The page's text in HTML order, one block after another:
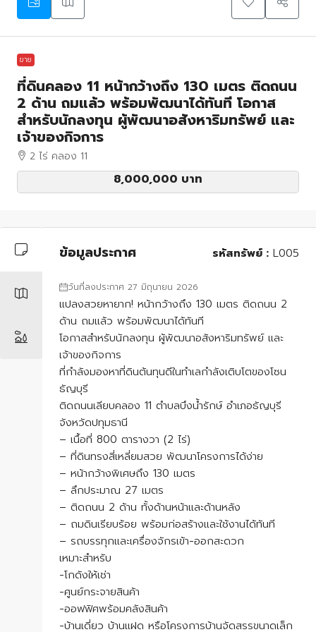
ขาย
ที่ดินคลอง 11 หน้ากว้างถึง 130 เมตร ติดถนน
2 ด้าน ถมแล้ว พร้อมพัฒนาได้ทันที โอกาส
สำหรับนักลงทุน ผู้พัฒนาอสังหาริมทรัพย์ และ
เจ้าของกิจการ
2 ไร่ คลอง 11
8,000,000 บาท
ข้อมูลประกาศ รหัสทรัพย์ : L005
วันที่ลงประกาศ 27 มิถุนายน 2026
แปลงสวยหายาก! หน้ากว้างถึง 130 เมตร ติดถนน 2
ด้าน ถมแล้ว พร้อมพัฒนาได้ทันที
โอกาสสำหรับนักลงทุน ผู้พัฒนาอสังหาริมทรัพย์ และ
เจ้าของกิจการ
ที่กำลังมองหาที่ดินต้นทุนดีในทำเลกำลังเติบโตของโซน
ธัญบุรี
ติดถนนเลียบคลอง 11 ตำบลบึงน้ำรักษ์ อำเภอธัญบุรี
จังหวัดปทุมธานี
– เนื้อที่ 800 ตารางวา (2 ไร่)
– ที่ดินทรงสี่เหลี่ยมสวย พัฒนาโครงการได้ง่าย
– หน้ากว้างพิเศษถึง 130 เมตร
– ลึกประมาณ 27 เมตร
– ติดถนน 2 ด้าน ทั้งด้านหน้าและด้านหลัง
– ถมดินเรียบร้อย พร้อมก่อสร้างและใช้งานได้ทันที
– รถบรรทุกและเครื่องจักรเข้า-ออกสะดวก
เหมาะสำหรับ
-โกดังให้เช่า
-ศูนย์กระจายสินค้า
-ออฟฟิศพร้อมคลังสินค้า
-บ้านเดี่ยว บ้านแฝด หรือโครงการบ้านจัดสรรขนาดเล็ก